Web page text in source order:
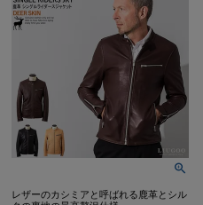
レザーのカシミアと呼ばれる鹿革とシル